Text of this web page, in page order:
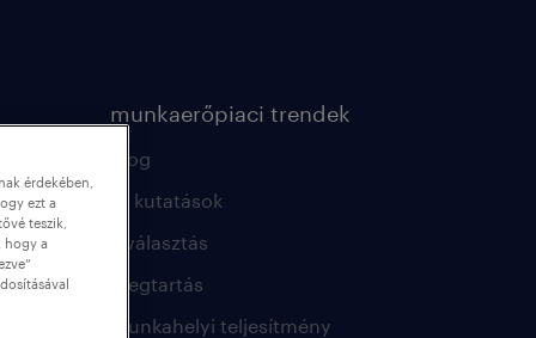
munkaerőpiaci trendek
blog
hr kutatások
kiválasztás
megtartás
munkahelyi teljesítmény
érdekében,
ezt a
teszik,
hogy a